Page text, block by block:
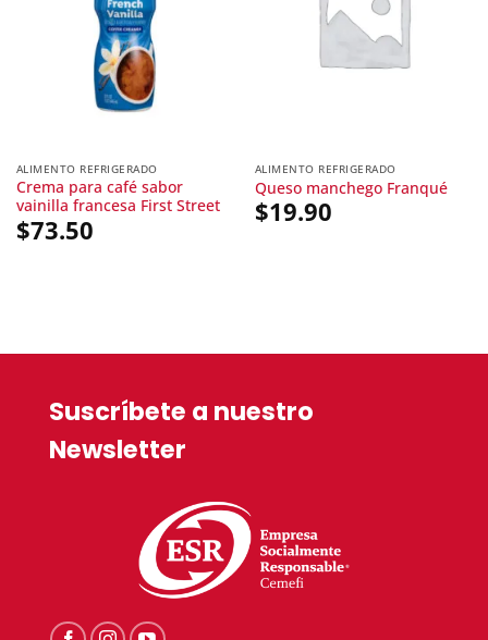
ALIMENTO REFRIGERADO
Crema para café sabor
vainilla francesa First Street
$73.50
ALIMENTO REFRIGERADO
Queso manchego Franqué
$19.90
Suscríbete a nuestro
Newsletter